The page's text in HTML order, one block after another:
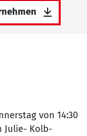
von 14:30
Julie- Kolb-